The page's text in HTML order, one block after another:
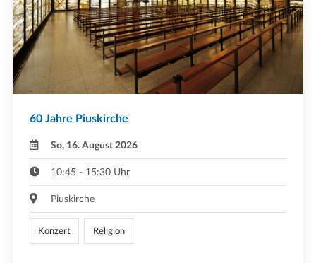
60 Jahre Piuskirche
So, 16. August 2026
10:45 - 15:30 Uhr
Piuskirche
Konzert Religion